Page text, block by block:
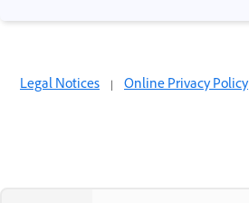
Legal Notices | Online Privacy Policy